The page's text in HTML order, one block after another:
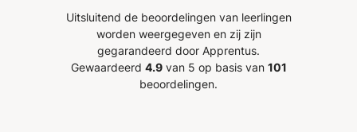
is mbt wiskunde. Ook de
flexibiliteit in de agenda van
Sacha is een pre. We kunnen
Sacha daarom ook zeer
Uitsluitend de beoordelingen van leerlingen
worden weergegeven en zij zijn
gegarandeerd door Apprentus.
Gewaardeerd 4.9van 5 op basis van 101
beoordelingen.